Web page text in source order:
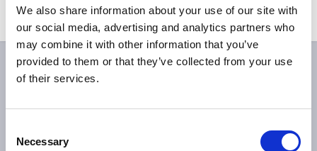
We also share information about your use of our site with
our social media, advertising and analytics partners who
may combine it with other information that you’ve
provided to them or that they’ve collected from your use
of their services.
Selection
Necessary